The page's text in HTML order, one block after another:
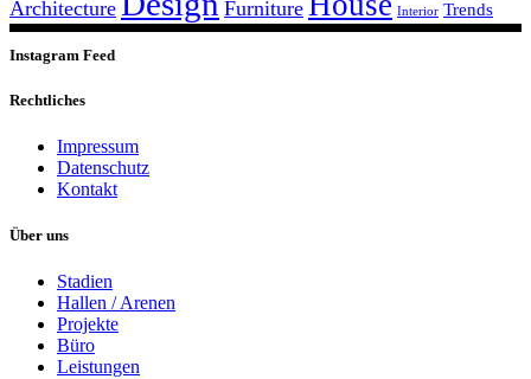
Architecture Furniture Interior Trends
Instagram Feed
Rechtliches
Impressum
Datenschutz
Kontakt
Über uns
Stadien
Hallen / Arenen
Projekte
Büro
Leistungen